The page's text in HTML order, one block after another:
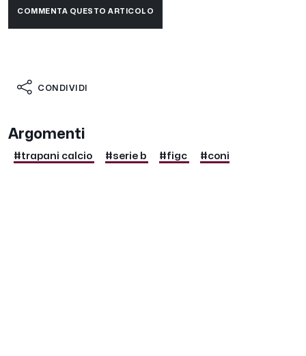
COMMENTA QUESTO ARTICOLO
CONDIVIDI
Argomenti
#trapani calcio #serie b #figc #coni